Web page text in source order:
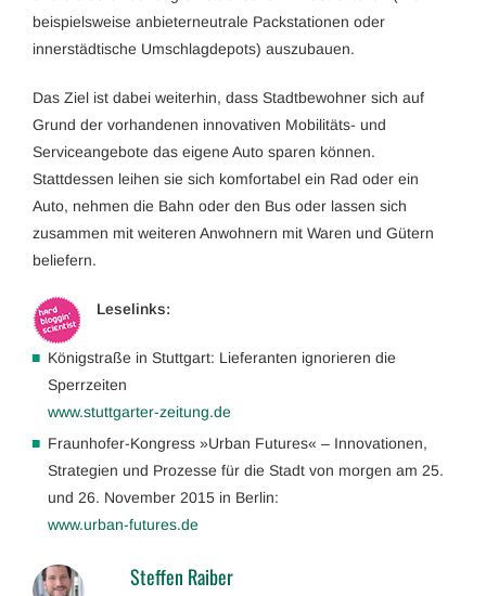
beispielsweise anbieterneutrale Packstationen oder
innerstädtische Umschlagdepots) auszubauen.
Das Ziel ist dabei weiterhin, dass Stadtbewohner sich auf
Grund der vorhandenen innovativen Mobilitäts- und
Serviceangebote das eigene Auto sparen können.
Stattdessen leihen sie sich komfortabel ein Rad oder ein
Auto, nehmen die Bahn oder den Bus oder lassen sich
zusammen mit weiteren Anwohnern mit Waren und Gütern
beliefern.
Leselinks:
Königstraße in Stuttgart: Lieferanten ignorieren die
Sperrzeiten
www.stuttgarter-zeitung.de
Fraunhofer-Kongress »Urban Futures« – Innovationen,
Strategien und Prozesse für die Stadt von morgen am 25.
und 26. November 2015 in Berlin:
www.urban-futures.de
Steffen Raiber